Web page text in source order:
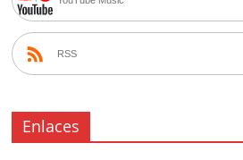
RSS
Enlaces